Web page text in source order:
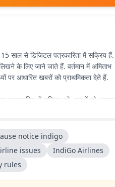
साल से डिजिटल पत्रकारिता में सक्रिय हैं.
के लिए जाने जाते हैं. वर्तमान में अमिताभ
आधारित खबरों को प्राथमिकता देते हैं.
में सक्रिय रहे. खबरों को आसान,
साथ प्रिंट के लिए भी कई अहम रिपोर्ट कीं.
का यादगार अनुभव है.
2019 और 2024 के लोकसभा चुनाव के
की है. चुनावी माहौल, जनता के मुद्दे
📩 संपर्क :
notice indigo
issues
IndiGo Airlines
rules